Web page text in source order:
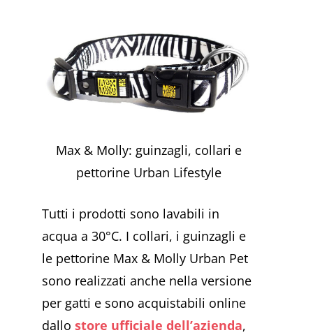
Max & Molly: guinzagli, collari e
pettorine Urban Lifestyle
Tutti i prodotti sono lavabili in
acqua a 30°C. I collari, i guinzagli e
le pettorine Max & Molly Urban Pet
sono realizzati anche nella versione
per gatti e sono acquistabili online
dallo store ufficiale dell’azienda,